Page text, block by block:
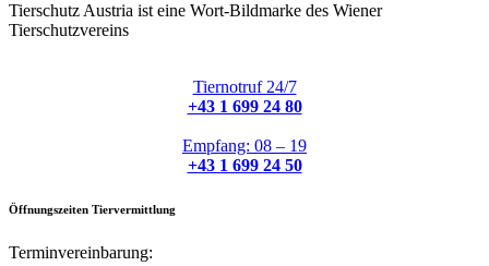
Tierschutz Austria ist eine Wort-Bildmarke des Wiener
Tierschutzvereins
Tiernotruf 24/7
+43 1 699 24 80
Empfang: 08 – 19
+43 1 699 24 50
Öffnungszeiten Tiervermittlung
Terminvereinbarung: